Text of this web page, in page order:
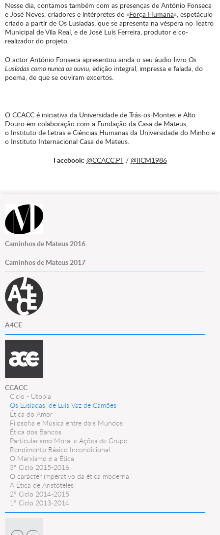
Nesse dia, contamos também com as presenças de António Fonseca
e José Neves, criadores e intérpretes de «Força Humana», espetáculo
criado a partir de Os Lusíadas, que se apresenta na véspera no Teatro
Municipal de Vila Real, e de José Luís Ferreira, produtor e co-
realizador do projeto.
O actor António Fonseca apresentou ainda o seu áudio-livro Os
Lusíadas como nunca os ouviu, edição integral, impressa e falada, do
poema, de que se ouviram excertos.
O CCACC é iniciativa da Universidade de Trás-os-Montes e Alto
Douro em colaboração com a Fundação da Casa de Mateus,
o Instituto de Letras e Ciências Humanas da Universidade do Minho e
o Instituto Internacional Casa de Mateus.
Facebook: @CCACC.PT/ @IICM1986
Caminhos de Mateus 2016
Caminhos de Mateus 2017
A4CE
CCACC
Ciclo - Utopia
Os Lusíadas, de Luís Vaz de Camões
Ética do Amor
Filosofia e Música entre dois Mundos
Ética dos Bancos
Particularismo Moral e Ações de Grupo
Rendimento Básico Incondicional
O Marxismo e a Ética
3º Ciclo 2015-2016
O carácter imperativo da ética moderna
A Ética de Aristóteles
2º Ciclo 2014-2015
1º Ciclo 2013-2014